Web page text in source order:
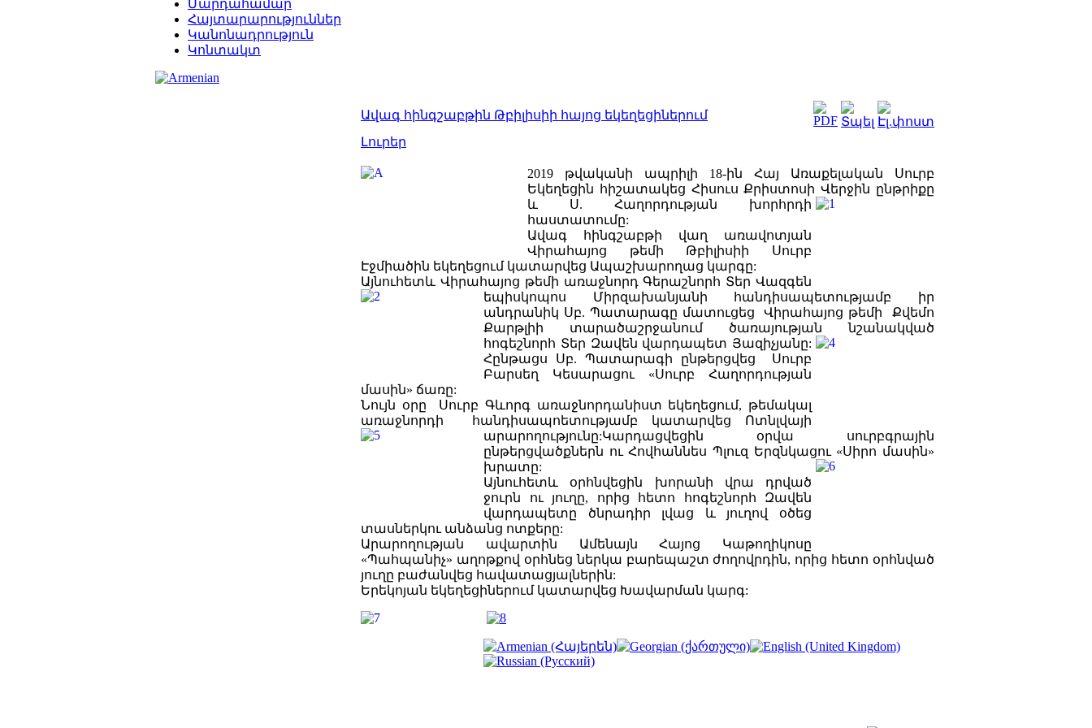
Մարդահամար
Հայտարարություններ
Կանոնադրություն
Կոնտակտ
Ավագ հինգշաբթին Թբիլիսիի հայոց եկեղեցիներում
Լուրեր
2019 թվականի ապրիլի 18-ին Հայ Առաքելական Սուրբ
Եկեղեցին հիշատակեց Հիսուս Քրիստոսի Վերջին ընթրիքը
և Ս. Հաղորդության խորհրդի
հաստատումը:
Ավագ հինգշաբթի վաղ առավոտյան
Վիրահայոց թեմի Թբիլիսիի Սուրբ
Էջմիածին եկեղեցում կատարվեց Ապաշխարողաց կարգը:
Այնուհետև Վիրահայոց թեմի առաջնորդ Գերաշնորհ Տեր Վազգեն
եպիսկոպոս Միրզախանյանի
հանդիսապետությամբ իր
անդրանիկ Սբ. Պատարագը մատուցեց Վիրահայոց թեմի Քվեմո
Քարթլիի տարածաշրջանում ծառայության նշանակված
հոգեշնորհ Տեր Զավեն վարդապետ Յազիչյանը:
Հընթացս Սբ. Պատարագի ընթերցվեց Սուրբ
Բարսեղ Կեսարացու «Սուրբ Հաղորդության
մասին» ճառը:
Նույն օրը Սուրբ Գևորգ առաջնորդանիստ եկեղեցում, թեմակալ
առաջնորդի հանդիսապոետությամբ կատարվեց Ոտնլվայի
արարողությունը:Կարդացվեցին օրվա սուրբգրային
ընթերցվածքներն ու Հովհաննես Պլուզ Երզնկացու «Սիրո մասին»
խրատը:
Այնուհետև օրհնվեցին խորանի վրա դրված
ջուրն ու յուղը, որից հետո հոգեշնորհ Զավեն
վարդապետը ծնրադիր լվաց և յուղով օծեց
տասներկու անձանց ոտքերը:
Արարողության ավարտին Ամենայն Հայոց Կաթողիկոսը
«Պահպանիչ» աղոթքով օրհնեց ներկա բարեպաշտ ժողովրդին, որից հետո օրհնված
յուղը բաժանվեց հավատացյալներին:
Երեկոյան եկեղեցիներում կատարվեց Խավարման կարգ: